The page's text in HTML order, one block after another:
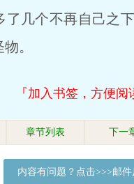
几个不再自己之
。
『加入书签，方便阅
章节列表 下一
内容有问题？点击>>>邮件